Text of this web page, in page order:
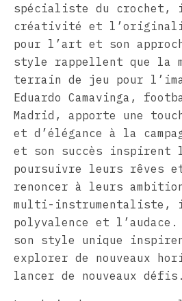
spécialiste du crochet,
créativité et
pour l’art et son
style rappellent que la
terrain de jeu pour
Eduardo Camavinga,
Madrid, apporte une
et d’élégance à la
et son succès inspirent
poursuivre leurs rêves
renoncer à leurs
multi-instrumentaliste,
polyvalence et l’audace.
son style unique
explorer de nouveaux
lancer de nouveaux défis.